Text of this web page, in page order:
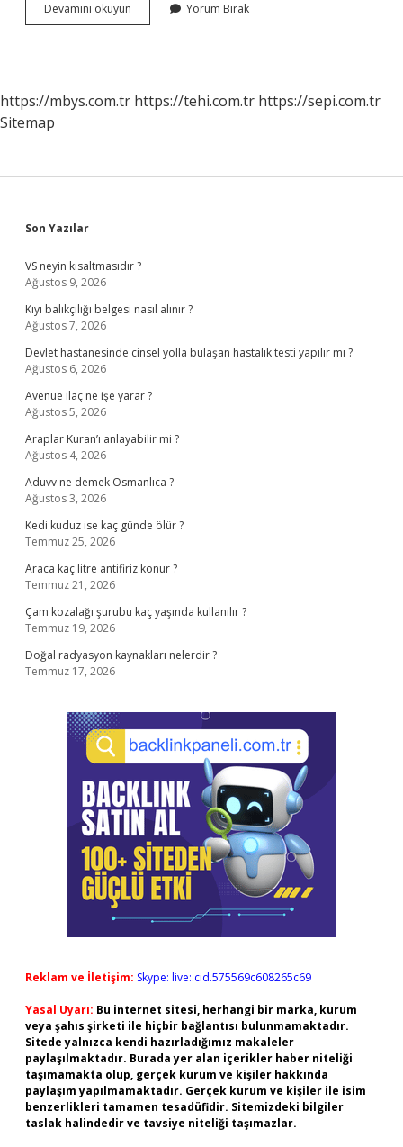
Devamını okuyun
Hayat
Yorum Bırak
https://mbys.com.tr https://tehi.com.tr https://sepi.com.tr
Sitemap
Sidebar
Son Yazılar
VS neyin kısaltmasıdır ?
Ağustos 9, 2026
Kıyı balıkçılığı belgesi nasıl alınır ?
Ağustos 7, 2026
Devlet hastanesinde cinsel yolla bulaşan hastalık testi yapılır mı ?
Ağustos 6, 2026
Avenue ilaç ne işe yarar ?
Ağustos 5, 2026
Araplar Kuran’ı anlayabilir mi ?
Ağustos 4, 2026
Aduvv ne demek Osmanlıca ?
Ağustos 3, 2026
Kedi kuduz ise kaç günde ölür ?
Temmuz 25, 2026
Araca kaç litre antifiriz konur ?
Temmuz 21, 2026
Çam kozalağı şurubu kaç yaşında kullanılır ?
Temmuz 19, 2026
Doğal radyasyon kaynakları nelerdir ?
Temmuz 17, 2026
Reklam ve İletişim: Skype: live:.cid.575569c608265c69
Yasal Uyarı: Bu internet sitesi, herhangi bir marka, kurum
veya şahıs şirketi ile hiçbir bağlantısı bulunmamaktadır.
Sitede yalnızca kendi hazırladığımız makaleler
paylaşılmaktadır. Burada yer alan içerikler haber niteliği
taşımamakta olup, gerçek kurum ve kişiler hakkında
paylaşım yapılmamaktadır. Gerçek kurum ve kişiler ile isim
benzerlikleri tamamen tesadüfidir. Sitemizdeki bilgiler
taslak halindedir ve tavsiye niteliği taşımazlar.